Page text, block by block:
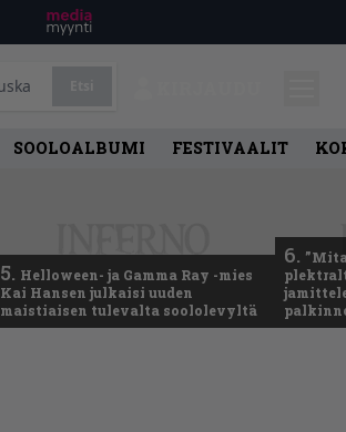
SOOLOALBUMI FESTIVAALIT
5. Helloween- ja Gamma Ray -mies
Kai Hansen julkaisi uuden
maistiaisen tulevalta soololevyltä
6.